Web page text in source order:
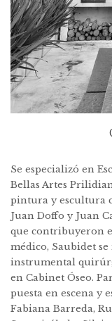
Se especializó en
Bellas Artes
pintura y escultura
Juan Doffo y Juan
que contribuyeron
médico, Saubidet
instrumental
en Cabinet Óseo.
puesta en escena y
Fabiana Barreda,